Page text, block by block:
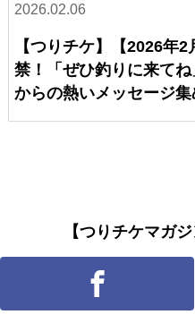
2026.02.06
【つりチケ】【2026年
禁！「ぜひ釣りに来て
からの熱いメッセージ集
【つりチケマガ